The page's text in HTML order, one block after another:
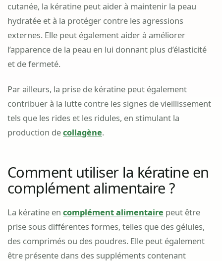
cutanée, la kératine peut aider à maintenir la peau
hydratée et à la protéger contre les agressions
externes. Elle peut également aider à améliorer
l’apparence de la peau en lui donnant plus d’élasticité
et de fermeté.
Par ailleurs, la prise de kératine peut également
contribuer à la lutte contre les signes de vieillissement
tels que les rides et les ridules, en stimulant la
production decollagène.
Comment utiliser la kératine en
complément alimentaire ?
La kératine en complément alimentaire peut être
prise sous différentes formes, telles que des gélules,
des comprimés ou des poudres. Elle peut également
être présente dans des suppléments contenant